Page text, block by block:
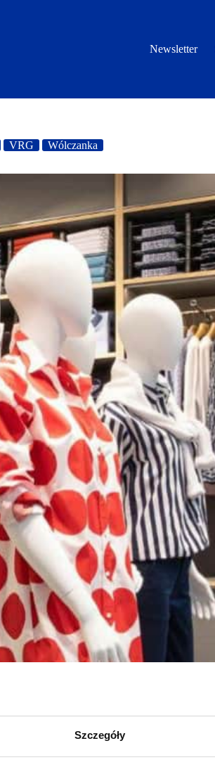
Szczegóły
Newsletter
VRG Wólczanka